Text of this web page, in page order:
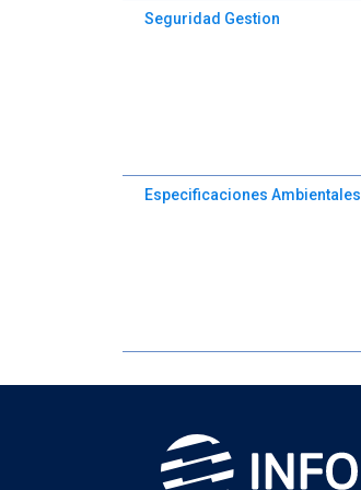
Seguridad Gestion
Especificaciones Ambientales